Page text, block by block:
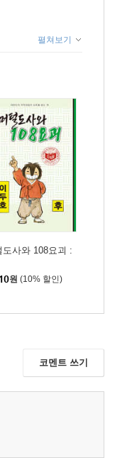
펼쳐보기
도사와 108요괴 :
원 (10% 할인)
코멘트 쓰기